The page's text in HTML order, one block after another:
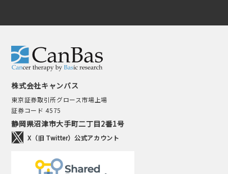
株式会社キャンバス
東京証券取引所グロース市場上場
証券コード 4575
静岡県沼津市大手町二丁目2番1号
X（旧 Twitter）公式アカウント